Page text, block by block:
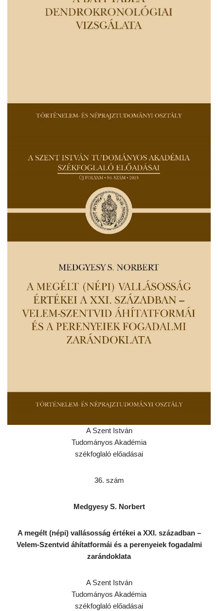
A Szent István
Tudományos Akadémia
székfoglaló előadásai
36. szám
Medgyesy S. Norbert
A megélt (népi) vallásosság értékei a XXI. században –
Velem-Szentvid áhítatformái és a perenyeiek fogadalmi
zarándoklata
A Szent István
Tudományos Akadémia
székfoglaló előadásai